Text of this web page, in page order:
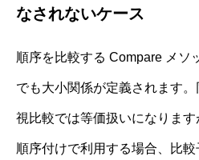
なされないケース
順序を比較する Compare メソ
でも大小関係が定義されます
視比較では等価扱いになりま
順序付けで利用する場合、比